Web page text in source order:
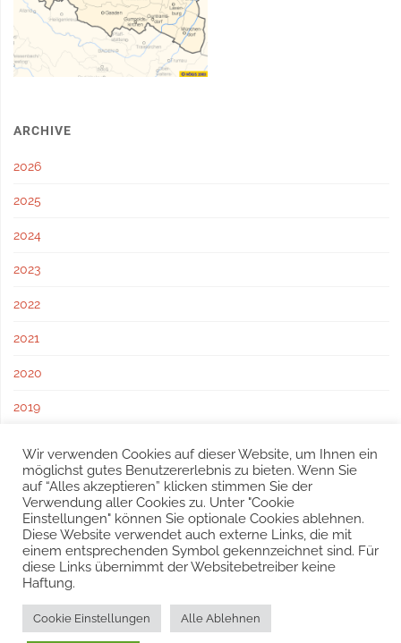
ARCHIVE
2026
2025
2024
2023
2022
2021
2020
2019
2017
2392 Sulz im Wienerwald
Wir verwenden Cookies auf dieser Website, um Ihnen ein
möglichst gutes Benutzererlebnis zu bieten. Wenn Sie
auf “Alles akzeptieren” klicken stimmen Sie der
Verwendung aller Cookies zu. Unter "Cookie
Einstellungen" können Sie optionale Cookies ablehnen.
Diese Website verwendet auch externe Links, die mit
einem entsprechenden Symbol gekennzeichnet sind. Für
diese Links übernimmt der Websitebetreiber keine
Haftung.
Cookie Einstellungen Alle Ablehnen